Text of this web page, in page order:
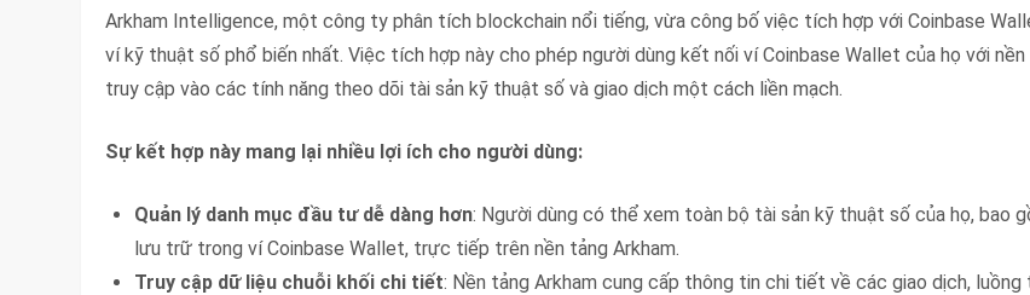
Arkham Intelligence, một công ty phân tích blockchain nổi tiếng, vừa công bố việc tích hợp với Coinbase
ví kỹ thuật số phổ biến nhất. Việc tích hợp này cho phép người dùng kết nối ví Coinbase Wallet của họ với
truy cập vào các tính năng theo dõi tài sản kỹ thuật số và giao dịch một cách liền mạch.
Sự kết hợp này mang lại nhiều lợi ích cho người dùng:
Quản lý danh mục đầu tư dễ dàng hơn: Người dùng có thể xem toàn bộ tài sản kỹ thuật số của họ, bao
lưu trữ trong ví Coinbase Wallet, trực tiếp trên nền tảng Arkham.
Truy cập dữ liệu chuỗi khối chi tiết: Nền tảng Arkham cung cấp thông tin chi tiết về các giao dịch, luồng